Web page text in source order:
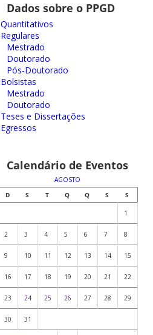
Dados sobre o PPGD
Quantitativos
Regulares
Mestrado
Doutorado
Pós-Doutorado
Bolsistas
Mestrado
Doutorado
Teses e Dissertações
Egressos
Calendário de Eventos
AGOSTO
D
S T Q Q S S
1
2 3 4 5 6 7 8
9 10 11 12 13 14 15
16 17 18 19 20 21 22
23 24 25 26 27 28 29
30 31